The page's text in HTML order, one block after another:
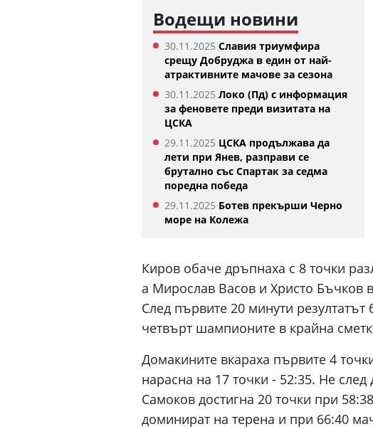
Водещи новини
30.11.2025 Славия триумфира
срещу Добруджа в един от най-
атрактивните мачове за сезона
30.11.2025 Локо (Пд) с информация
за феновете преди визитата на
ЦСКА
29.11.2025 ЦСКА продължава да
лети при Янев, разправи се
брутално със Спартак за седма
поредна победа
29.11.2025 Ботев прекърши Черно
море на Колежа
Киров обаче дръпнаха с 8 точки
а Мирослав Васов и Христо Бъчков
След първите 20 минути
четвърт шампионите в крайна
Домакините вкараха първите 4
нарасна на 17 точки - 52:35. Не
Самоков достигна 20 точки при
доминират на терена и при 66:40
Къри няма намерение да напуска
07.08.2026